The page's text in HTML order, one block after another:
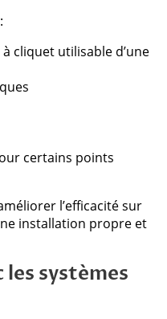
cliquet utilisable d’une
certains points
l’efficacité sur
installation propre et
systèmes